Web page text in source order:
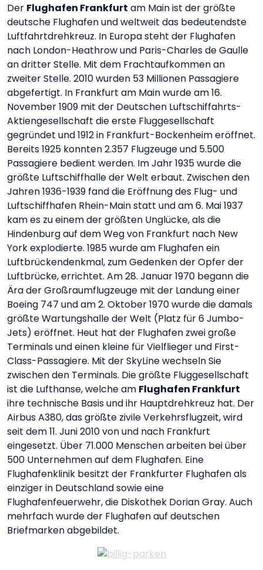
Der Flughafen Frankfurt am Main ist der größte
deutsche Flughafen und weltweit das bedeutendste
Luftfahrtdrehkreuz. In Europa steht der Flughafen
nach London-Heathrow und Paris-Charles de Gaulle
an dritter Stelle. Mit dem Frachtaufkommen an
zweiter Stelle. 2010 wurden 53 Millionen Passagiere
abgefertigt. In Frankfurt am Main wurde am 16.
November 1909 mit der Deutschen Luftschiffahrts-
Aktiengesellschaft die erste Fluggesellschaft
gegründet und 1912 in Frankfurt-Bockenheim eröffnet.
Bereits 1925 konnten 2.357 Flugzeuge und 5.500
Passagiere bedient werden. Im Jahr 1935 wurde die
größte Luftschiffhalle der Welt erbaut. Zwischen den
Jahren 1936-1939 fand die Eröffnung des Flug- und
Luftschiffhafen Rhein-Main statt und am 6. Mai 1937
kam es zu einem der größten Unglücke, als die
Hindenburg auf dem Weg von Frankfurt nach New
York explodierte. 1985 wurde am Flughafen ein
Luftbrückendenkmal, zum Gedenken der Opfer der
Luftbrücke, errichtet. Am 28. Januar 1970 begann die
Ära der Großraumflugzeuge mit der Landung einer
Boeing 747 und am 2. Oktober 1970 wurde die damals
größte Wartungshalle der Welt (Platz für 6 Jumbo-
Jets) eröffnet. Heut hat der Flughafen zwei große
Terminals und einen kleine für Vielflieger und First-
Class-Passagiere. Mit der SkyLine wechseln Sie
zwischen den Terminals. Die größte Fluggesellschaft
ist die Lufthanse, welche am Flughafen Frankfurt
ihre technische Basis und ihr Hauptdrehkreuz hat. Der
Airbus A380, das größte zivile Verkehrsflugzeit, wird
seit dem 11. Juni 2010 von und nach Frankfurt
eingesetzt. Über 71.000 Menschen arbeiten bei über
500 Unternehmen auf dem Flughafen. Eine
Flughafenklinik besitzt der Frankfurter Flughafen als
einziger in Deutschland sowie eine
Flughafenfeuerwehr, die Diskothek Dorian Gray. Auch
mehrfach wurde der Flughafen auf deutschen
Briefmarken abgebildet.